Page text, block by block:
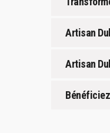
Artisan
Artisan